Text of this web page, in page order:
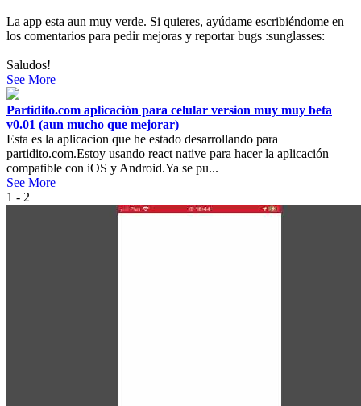
La app esta aun muy verde. Si quieres, ayúdame escribiéndome en
los comentarios para pedir mejoras y reportar bugs :sunglasses:
Saludos!
See More
Partidito.com aplicación para celular version muy muy beta
v0.01 (aun mucho que mejorar)
Esta es la aplicacion que he estado desarrollando para
partidito.com.Estoy usando react native para hacer la aplicación
compatible con iOS y Android.Ya se pu...
See More
1 - 2